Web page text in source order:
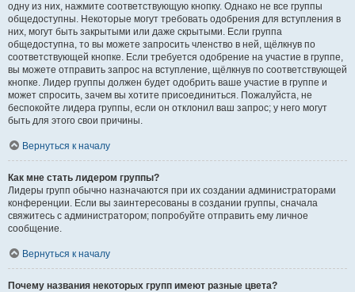
одну из них, нажмите соответствующую кнопку. Однако не все группы
общедоступны. Некоторые могут требовать одобрения для вступления в
них, могут быть закрытыми или даже скрытыми. Если группа
общедоступна, то вы можете запросить членство в ней, щёлкнув по
соответствующей кнопке. Если требуется одобрение на участие в группе,
вы можете отправить запрос на вступление, щёлкнув по соответствующей
кнопке. Лидер группы должен будет одобрить ваше участие в группе и
может спросить, зачем вы хотите присоединиться. Пожалуйста, не
беспокойте лидера группы, если он отклонил ваш запрос; у него могут
быть для этого свои причины.
Вернуться к началу
Как мне стать лидером группы?
Лидеры групп обычно назначаются при их создании администраторами
конференции. Если вы заинтересованы в создании группы, сначала
свяжитесь с администратором; попробуйте отправить ему личное
сообщение.
Вернуться к началу
Почему названия некоторых групп имеют разные цвета?